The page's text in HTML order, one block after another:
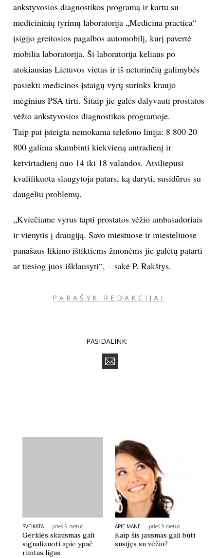
ankstyvosios diagnostikos programą ir kartu su
medicininių tyrimų laboratorija „Medicina practica“
įsigijo greitosios pagalbos automobilį, kurį pavertė
mobilia laboratorija. Ši laboratorija keliaus po
atokiausias Lietuvos vietas ir iš neturinčių galimybės
pasiekti medicinos įstaigų vyrų surinks kraujo
mėginius PSA tirti. Šitaip jie galės dalyvauti prostatos
vėžio ankstyvosios diagnostikos programoje.
Taip pat įsteigta nemokama telefono linija: 8 800 20
800 galima skambinti kiekvieną antradienį ir
ketvirtadienį nuo 14 iki 18 valandos. Atsiliepusi
kvalifikuota slaugytoja patars, ką daryti, susidūrus su
daugeliu problemų.
„Kviečiame vyrus tapti prostatos vėžio ambasadoriais
ir vienytis į draugiją. Savo miestuose ir miesteliuose
panašaus likimo ištiktiems žmonėms jie galėtų patarti
ar tiesiog juos išklausyti“, – sakė P. Rakštys.
PARAŠYK REDAKCIJAI
PASIDALINK:
SVEIKATA prieš 9 metus
Gerklės skausmas gali
signalizuoti apie ypač
rimtas ligas
APIE MANE prieš 9 metus
Kaip šis jausmas gali būti
susijęs su vėžiu?